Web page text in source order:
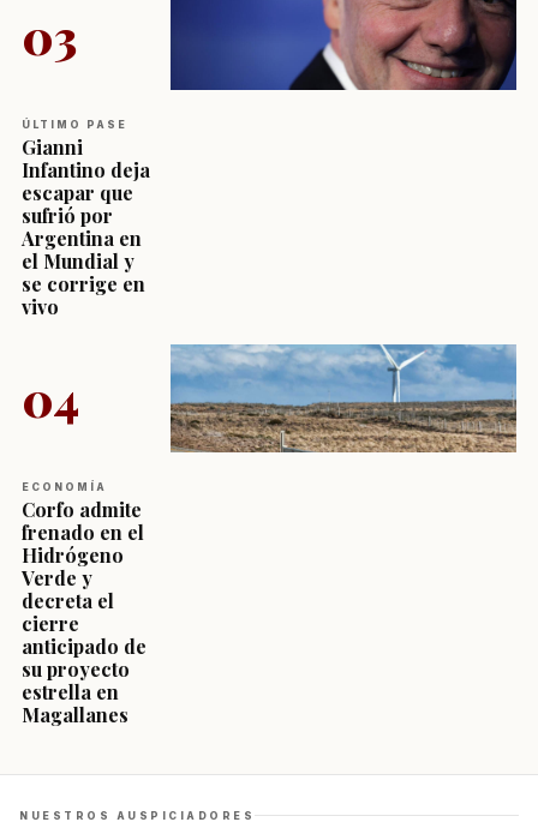
03
ÚLTIMO PASE
Gianni
Infantino deja
escapar que
sufrió por
Argentina en
el Mundial y
se corrige en
vivo
04
ECONOMÍA
Corfo admite
frenado en el
Hidrógeno
Verde y
decreta el
cierre
anticipado de
su proyecto
estrella en
Magallanes
NUESTROS AUSPICIADORES